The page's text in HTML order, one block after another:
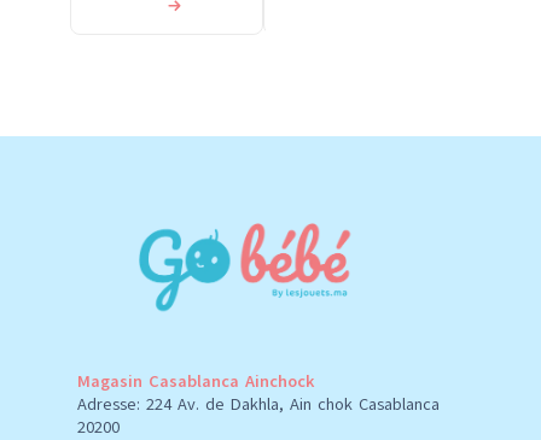
Magasin Casablanca Ainchock
Adresse: 224 Av. de Dakhla, Ain chok Casablanca
20200